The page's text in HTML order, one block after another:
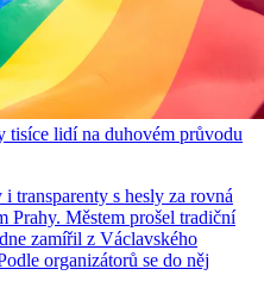
tisíce lidí na duhovém průvodu
s hesly za rovná
Prahy. Městem prošel tradiční
zamířil z Václavského
organizátorů se do něj